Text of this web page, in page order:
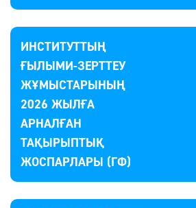
ИНСТИТУТТЫҢ
ҒЫЛЫМИ-ЗЕРТТЕУ
ЖҰМЫСТАРЫНЫҢ
2026 ЖЫЛҒА
АРНАЛҒАН
ТАҚЫРЫПТЫҚ
ЖОСПАРЛАРЫ (ГФ)